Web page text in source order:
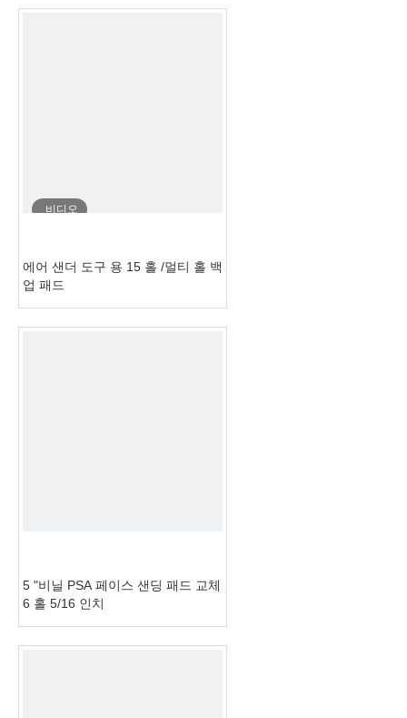
비디오
에어 샌더 도구 용 15 홀 /멀티 홀 백
업 패드
5 "비닐 PSA 페이스 샌딩 패드 교체
6 홀 5/16 인치